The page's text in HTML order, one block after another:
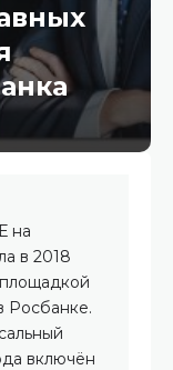
на
в 2018
площадкой
Росбанке.
включён